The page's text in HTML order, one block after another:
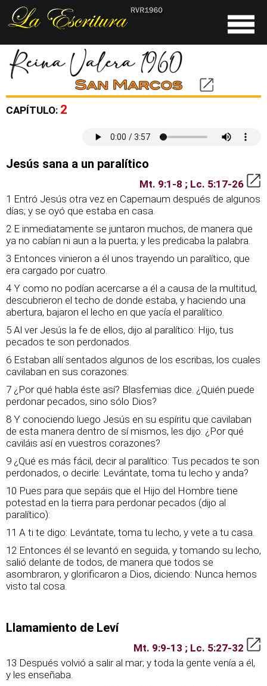
CAPÍTULO: 2
Jesús sana a un paralítico
Mt. 9:1-8 ; Lc. 5:17-26
1 Entró Jesús otra vez en Capernaum después de algunos
días; y se oyó que estaba en casa.
2 E inmediatamente se juntaron muchos, de manera que
ya no cabían ni aun a la puerta; y les predicaba la palabra.
3 Entonces vinieron a él unos trayendo un paralítico, que
era cargado por cuatro.
4 Y como no podían acercarse a él a causa de la multitud,
descubrieron el techo de donde estaba, y haciendo una
abertura, bajaron el lecho en que yacía el paralítico.
5 Al ver Jesús la fe de ellos, dijo al paralítico: Hijo, tus
pecados te son perdonados.
6 Estaban allí sentados algunos de los escribas, los cuales
cavilaban en sus corazones:
7 ¿Por qué habla éste así? Blasfemias dice. ¿Quién puede
perdonar pecados, sino sólo Dios?
8 Y conociendo luego Jesús en su espíritu que cavilaban
de esta manera dentro de sí mismos, les dijo: ¿Por qué
caviláis así en vuestros corazones?
9 ¿Qué es más fácil, decir al paralítico: Tus pecados te son
perdonados, o decirle: Levántate, toma tu lecho y anda?
10 Pues para que sepáis que el Hijo del Hombre tiene
potestad en la tierra para perdonar pecados (dijo al
paralítico):
11 A ti te digo: Levántate, toma tu lecho, y vete a tu casa.
12 Entonces él se levantó en seguida, y tomando su lecho,
salió delante de todos, de manera que todos se
asombraron, y glorificaron a Dios, diciendo: Nunca hemos
visto tal cosa.
Llamamiento de Leví
Mt. 9:9-13 ; Lc. 5:27-32
13 Después volvió a salir al mar; y toda la gente venía a él,
y les enseñaba.